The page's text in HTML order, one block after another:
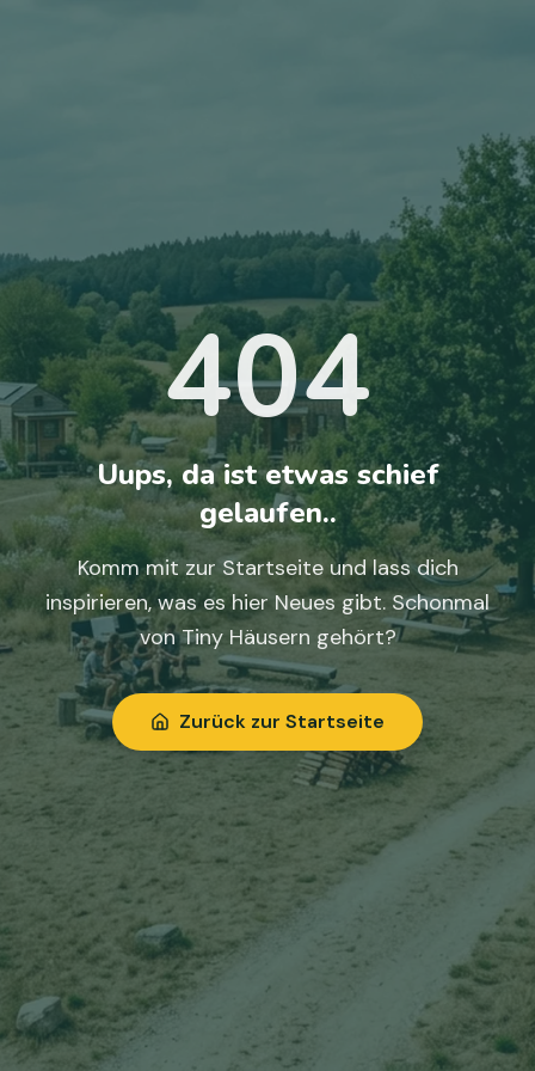
404
Uups, da ist etwas schief
gelaufen..
Komm mit zur Startseite und lass dich
inspirieren, was es hier Neues gibt. Schonmal
von Tiny Häusern gehört?
Zurück zur Startseite